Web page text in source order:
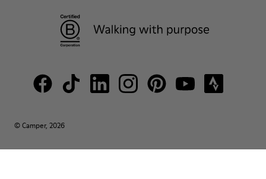
© Camper, 2026